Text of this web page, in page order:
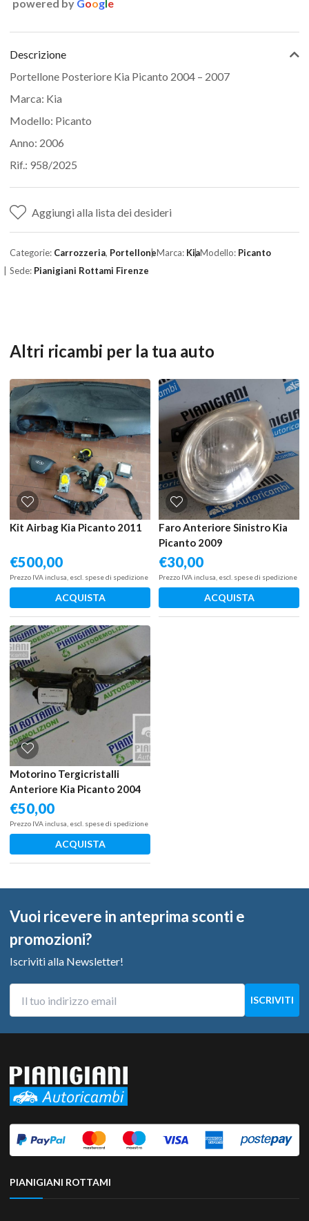
powered by Google
Descrizione
Portellone Posteriore Kia Picanto 2004 – 2007
Marca: Kia
Modello: Picanto
Anno: 2006
Rif.: 958/2025
Aggiungi alla lista dei desideri
Categorie: Carrozzeria, PortelloneMarca: KiaModello: Picanto
Sede: Pianigiani Rottami Firenze
Altri ricambi per la tua auto
Kit Airbag Kia Picanto 2011
€500,00
Prezzo IVA inclusa, escl. spese di spedizione
ACQUISTA
Faro Anteriore Sinistro Kia
Picanto 2009
€30,00
Prezzo IVA inclusa, escl. spese di spedizione
ACQUISTA
Motorino Tergicristalli
Anteriore Kia Picanto 2004
€50,00
Prezzo IVA inclusa, escl. spese di spedizione
ACQUISTA
Vuoi ricevere in anteprima sconti e
promozioni?
Iscriviti alla Newsletter!
PIANIGIANI ROTTAMI